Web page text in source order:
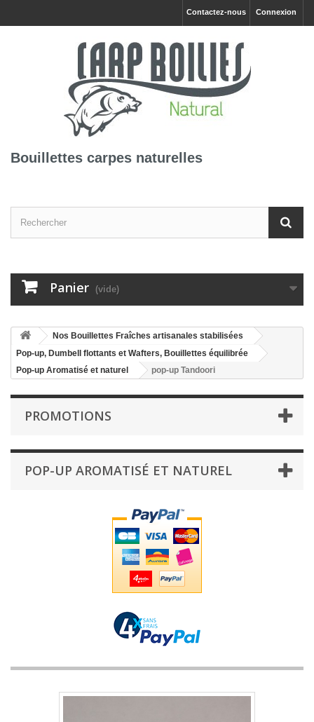
Connexion
Contactez-nous
Bouillettes carpes naturelles
Panier (vide)
Nos Bouillettes Fraîches artisanales stabilisées
Pop-up, Dumbell flottants et Wafters, Bouillettes équilibrée
Pop-up Aromatisé et naturel
pop-up Tandoori
PROMOTIONS
POP-UP AROMATISÉ ET NATUREL